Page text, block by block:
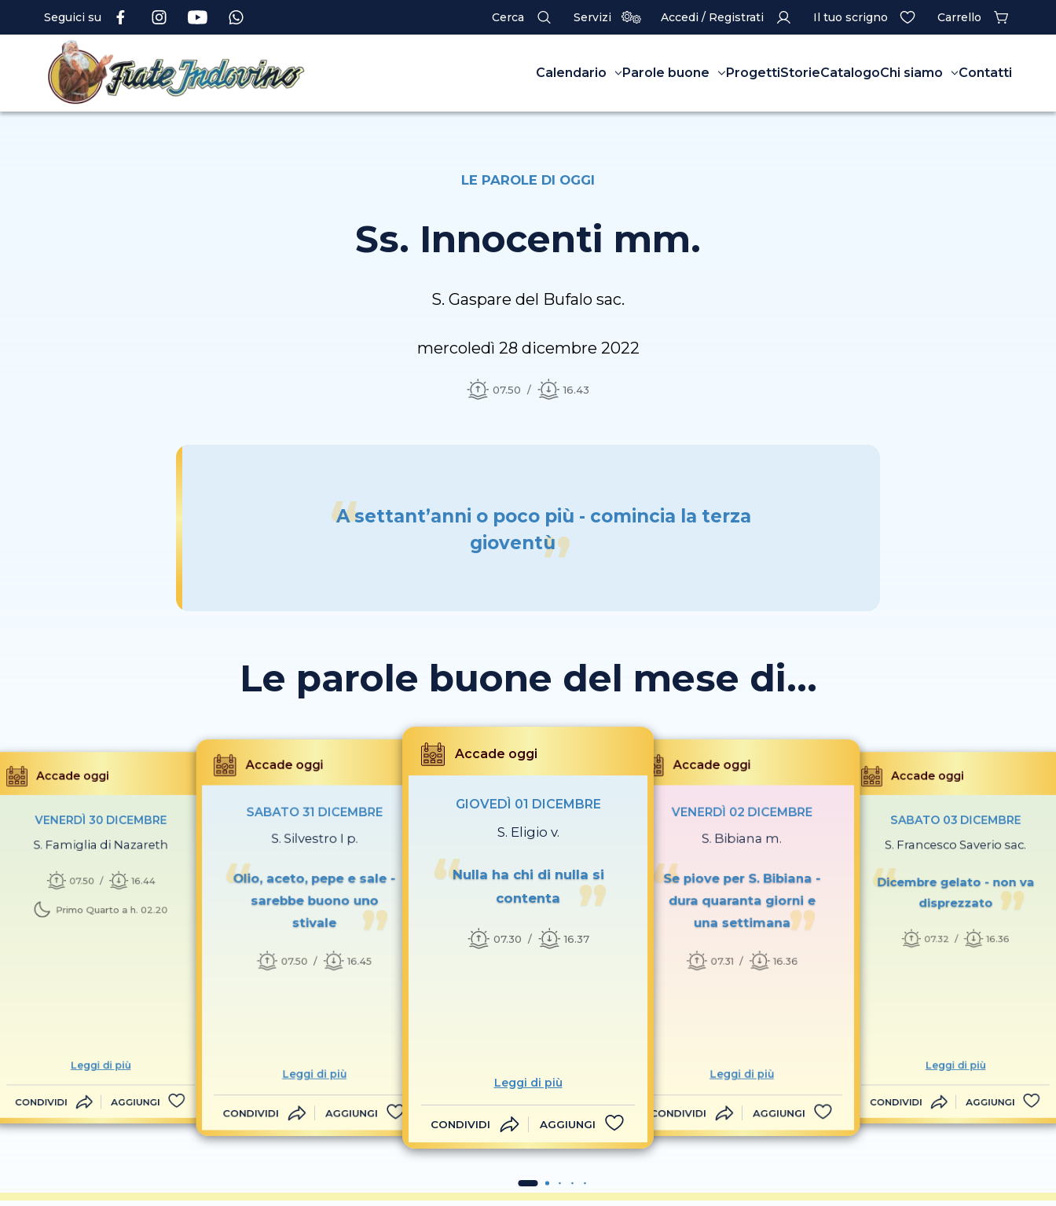
Seguici su Cerca Servizi Accedi / Registrati Il tuo scrigno Carrello
Calendario Parole buone ProgettiStorieCatalogoChi siamo Contatti
LE PAROLE DI OGGI
Ss. Innocenti mm.
S. Gaspare del Bufalo sac.
mercoledì 28 dicembre 2022
07.50 16.43
A settant’anni o poco più - comincia la terza
gioventù
Le parole buone del mese di...
Accade oggi
VENERDÌ 30 DICEMBRE
S. Famiglia di Nazareth
07.50 16.44
Primo Quarto a h. 02.20
Leggi di più
CONDIVIDI AGGIUNGI
Accade oggi
SABATO 31 DICEMBRE
S. Silvestro I p.
Olio, aceto, pepe e sale -
sarebbe buono uno
stivale
07.50 16.45
Leggi di più
CONDIVIDI AGGIUNGI
Accade oggi
GIOVEDÌ 01 DICEMBRE
S. Eligio v.
Nulla ha chi di nulla si
contenta
07.30 16.37
Leggi di più
CONDIVIDI AGGIUNGI
Accade oggi
VENERDÌ 02 DICEMBRE
S. Bibiana m.
Se piove per S. Bibiana -
dura quaranta giorni e
una settimana
07.31 16.36
Leggi di più
CONDIVIDI AGGIUNGI
Accade oggi
SABATO 03 DICEMBRE
S. Francesco Saverio sac.
Dicembre gelato - non va
disprezzato
07.32 16.36
Leggi di più
CONDIVIDI AGGIUNGI